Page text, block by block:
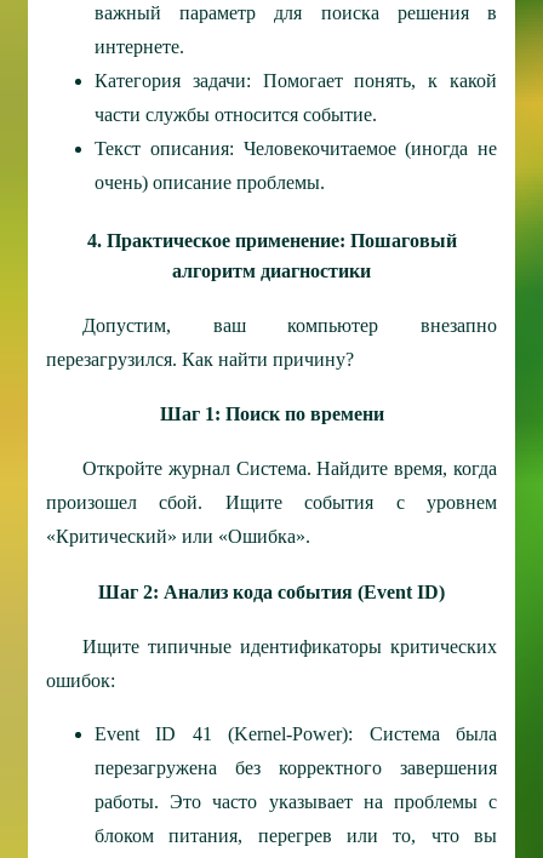
важный параметр для поиска решения в
интернете.
Категория задачи: Помогает понять, к какой
части службы относится событие.
Текст описания: Человекочитаемое (иногда не
очень) описание проблемы.
4. Практическое применение: Пошаговый
алгоритм диагностики
Допустим, ваш компьютер внезапно
перезагрузился. Как найти причину?
Шаг 1: Поиск по времени
Откройте журнал Система. Найдите время, когда
произошел сбой. Ищите события с уровнем
«Критический» или «Ошибка».
Шаг 2: Анализ кода события (Event ID)
Ищите типичные идентификаторы критических
ошибок:
Event ID 41 (Kernel-Power): Система была
перезагружена без корректного завершения
работы. Это часто указывает на проблемы с
блоком питания, перегрев или то, что вы